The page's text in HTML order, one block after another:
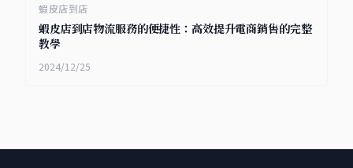
蝦皮店到店
蝦皮店到店物流服務的便捷性：高效提升電商銷售的完整
教學
2024/12/25